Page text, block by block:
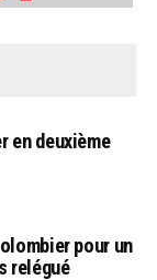
en deuxième
pour un
relégué